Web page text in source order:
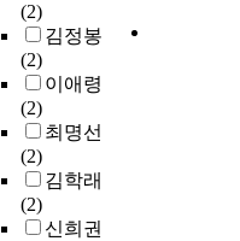
(2)
김정봉
(2)
이애령
(2)
최명선
(2)
김학래
(2)
신희권